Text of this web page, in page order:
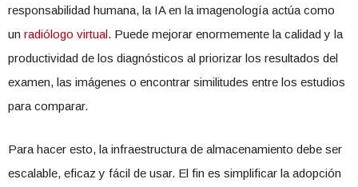
responsabilidad humana, la IA en la imagenología actúa como
un radiólogo virtual. Puede mejorar enormemente la calidad y la
productividad de los diagnósticos al priorizar los resultados del
examen, las imágenes o encontrar similitudes entre los estudios
para comparar.
Para hacer esto, la infraestructura de almacenamiento debe ser
escalable, eficaz y fácil de usar. El fin es simplificar la adopción